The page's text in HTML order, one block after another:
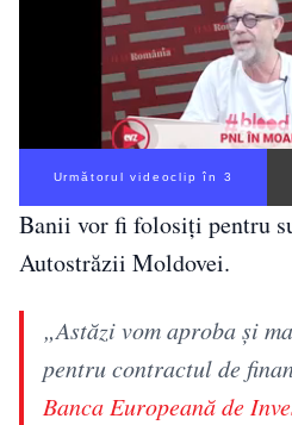
Următorul videoclip în 2
Banii vor fi folosiți pentru
Autostrăzii Moldovei.
„Astăzi vom aproba şi
pentru contractul de
Banca Europeană de